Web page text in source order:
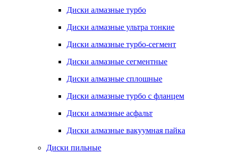
Диски алмазные турбо
Диски алмазные ультра тонкие
Диски алмазные турбо-сегмент
Диски алмазные сегментные
Диски алмазные сплошные
Диски алмазные турбо с фланцем
Диски алмазные асфальт
Диски алмазные вакуумная пайка
Диски пильные